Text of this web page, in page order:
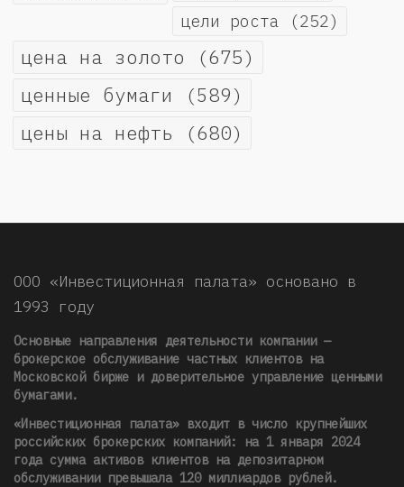
цели роста (252)
цена на золото (675)
ценные бумаги (589)
цены на нефть (680)
ООО «Инвестиционная палата» основано в
1993 году
Основные направления деятельности компании —
брокерское обслуживание частных клиентов на
Московской бирже и доверительное управление ценными
бумагами.
«Инвестиционная палата» входит в число крупнейших
российских брокерских компаний: на 1 января 2024
года сумма активов клиентов на депозитарном
обслуживании превышала 120 миллиардов рублей.